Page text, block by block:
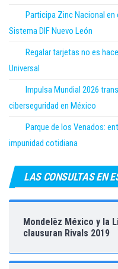
Participa Zinc Nacional en
Sistema DIF Nuevo León
Regalar tarjetas no es
Universal
Impulsa Mundial 2026
ciberseguridad en México
Parque de los Venados:
impunidad cotidiana
LAS CONSULTAS EN
Mondelēz México y la
clausuran Rivals 2019